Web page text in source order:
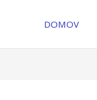
DOMOV